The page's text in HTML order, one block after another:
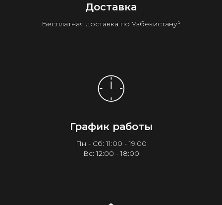
Доставка
Бесплатная доставка по Узбекистану¹
График работы
Пн - Сб: 11:00 - 19:00
Вс: 12:00 - 18:00